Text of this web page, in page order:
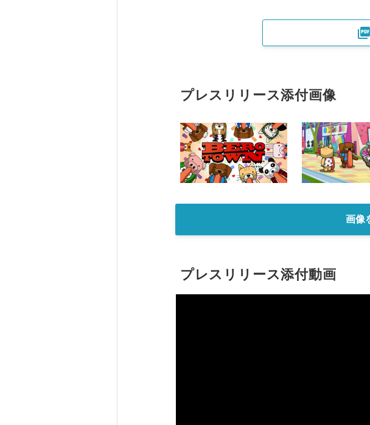

プレスリリース添付画像
画像
プレスリリース添付動画